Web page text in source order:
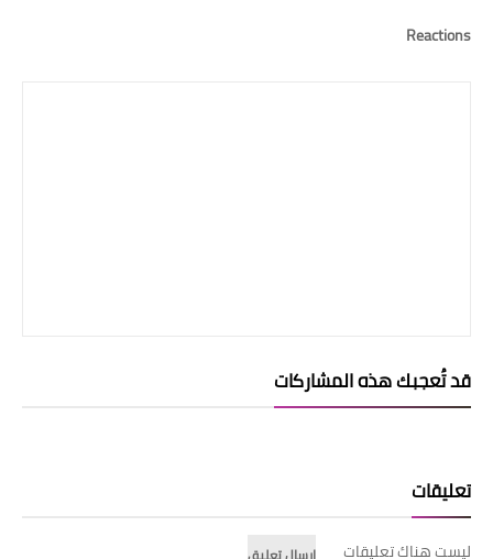
Reactions
قد تُعجبك هذه المشاركات
تعليقات
ليست هناك تعليقات